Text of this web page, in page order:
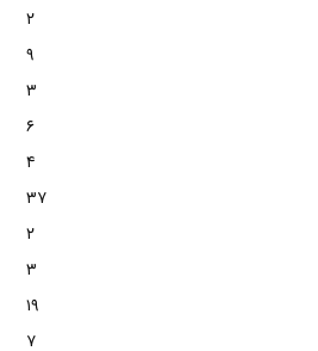
۲
۹
۳
۶
۴
۳۷
۲
۳
۱۹
۷